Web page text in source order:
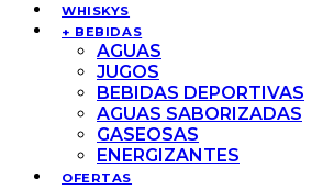
WHISKYS
+ BEBIDAS
AGUAS
JUGOS
BEBIDAS DEPORTIVAS
AGUAS SABORIZADAS
GASEOSAS
ENERGIZANTES
OFERTAS